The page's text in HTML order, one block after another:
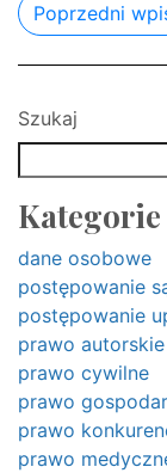
Poprzedni
Szukaj
Kategorie
dane osobowe
postępowanie
postępowanie
prawo autorskie
prawo cywilne
prawo
prawo
prawo